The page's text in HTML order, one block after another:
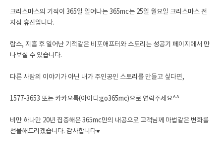
크리스마스의 기적이 365일 일어나는365mc는 25일 월요일 크리스마스 전
지점 휴진입니다.
람스, 지흡 후 일어난 기적같은 비포애프터와 스토리는 성공기 페이지에서 만
나보실 수 있습니다.
다른 사람의 이야기가 아닌 내가 주인공인 스토리를 만들고 싶다면,
1577-3653 또는 카카오톡(아이디:go365mc)으로 연락주세요^^
비만 하나만 20년 집중해온 365mc만의 내공으로 고객님께 마법같은 변화를
선물해드리겠습니다. 감사합니다♥